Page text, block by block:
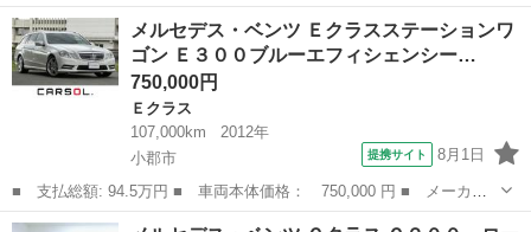
名： メルセデス・ベンツ ■ 車種名： Ｃクラスステーションワゴ
ン ■ グレード名： Ｃ２００ブルーエフィシェンシーワゴン 車検
整備２年 車...
福岡 福岡市 Ｃクラス
メルセデス・ベンツ Ｅクラスステーションワ
ゴン Ｅ３００ブルーエフィシェンシー…
750,000円
Ｅクラス
107,000km
2012年
小郡市
提携サイト 8月1日
■ 支払総額: 94.5万円 ■ 車両本体価格： 750,000 円 ■ メーカー
名： メルセデス・ベンツ ■ 車種名： Ｅクラスステーションワゴ
福岡 小郡市 Ｅクラス